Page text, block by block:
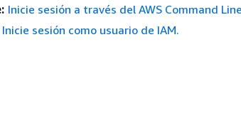
Inicie sesión a través del AWS Command
Inicie sesión como usuario de IAM.